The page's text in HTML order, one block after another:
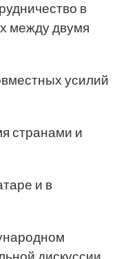
в
между двумя
усилий
странами и
и в